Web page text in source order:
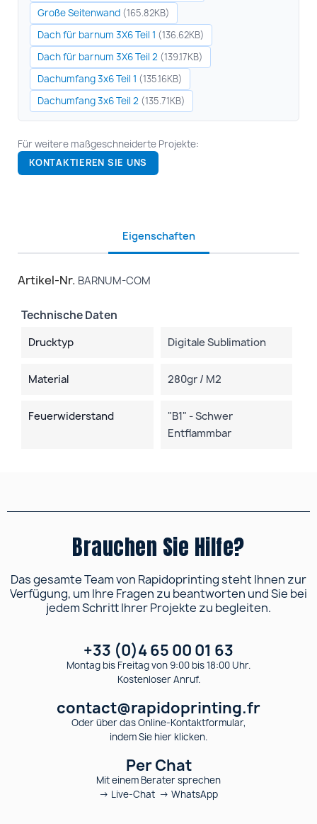
Große Seitenwand (165.82KB)
Dach für barnum 3X6 Teil 1 (136.62KB)
Dach für barnum 3X6 Teil 2 (139.17KB)
Dachumfang 3x6 Teil 1 (135.16KB)
Dachumfang 3x6 Teil 2 (135.71KB)
Für weitere maßgeschneiderte Projekte:
KONTAKTIEREN SIE UNS
Eigenschaften
Artikel-Nr. BARNUM-COM
Technische Daten
Drucktyp Digitale Sublimation
Material 280gr / M2
Feuerwiderstand
"B1" - Schwer
Entflammbar
Brauchen Sie Hilfe?
Das gesamte Team von Rapidoprinting steht Ihnen zur
Verfügung, um Ihre Fragen zu beantworten und Sie bei
jedem Schritt Ihrer Projekte zu begleiten.
+33 (0)4 65 00 01 63
Montag bis Freitag von 9:00 bis 18:00 Uhr.
Kostenloser Anruf.
contact@rapidoprinting.fr
Oder über das Online-Kontaktformular,
indem Sie hier klicken.
Per Chat
Mit einem Berater sprechen
→ Live-Chat → WhatsApp